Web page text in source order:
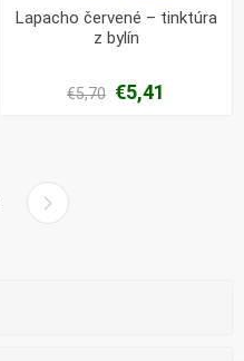
Lapacho červené – tinktúra
z bylín
€5,70 €5,41